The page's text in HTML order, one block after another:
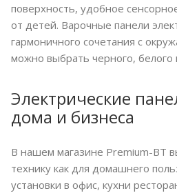
поверхность, удобное
от детей. Варочные панели
гармоничного сочетания с
можно выбрать черного, белого
Электрические
дома и бизнеса
В нашем магазине Premium-BT
технику как для домашнего
установки в офис, кухни